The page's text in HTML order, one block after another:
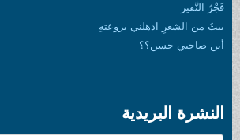
فَجْرُ النَّفير
بيتٌ من الشعرِ اذهلني بروعتهِ
أين صاحبي حسن؟؟
النشرة البريدية